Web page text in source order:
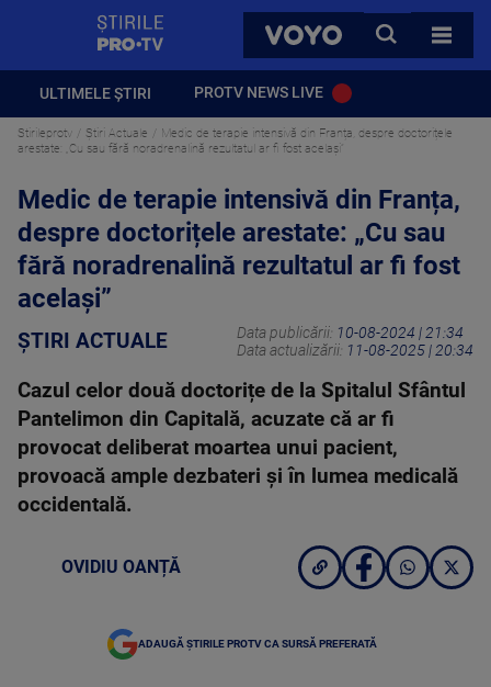
VOYO
CAUTA
TOATE
ULTIMELE ȘTIRI PROTV NEWS LIVE
Stirileprotv Știri Actuale
Medic de terapie intensivă din Franța, despre doctorițele
arestate: „Cu sau fără noradrenalină rezultatul ar fi fost același”
Medic de terapie intensivă din Franța,
despre doctorițele arestate: „Cu sau
fără noradrenalină rezultatul ar fi fost
același”
ȘTIRI ACTUALE Data publicării: 10-08-2024 | 21:34
Data actualizării: 11-08-2025 | 20:34
Cazul celor două doctorițe de la Spitalul Sfântul
Pantelimon din Capitală, acuzate că ar fi
provocat deliberat moartea unui pacient,
provoacă ample dezbateri și în lumea medicală
occidentală.
OVIDIU OANȚĂ
ADAUGĂ ȘTIRILE PROTV CA SURSĂ PREFERATĂ